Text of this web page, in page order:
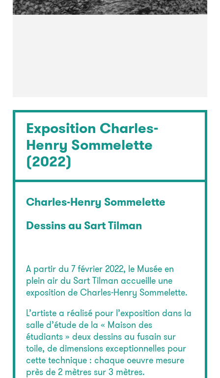
Exposition Charles-
Henry Sommelette
(2022)
Charles-Henry Sommelette
Dessins au Sart Tilman
A partir du 7 février 2022, le Musée en
plein air du Sart Tilman accueille une
exposition de Charles-Henry Sommelette.
L’artiste a réalisé pour l’exposition dans la
salle d’étude de la « Maison des
étudiants » deux dessins au fusain sur
toile, de dimensions exceptionnelles pour
cette technique : chaque oeuvre mesure
près de 2 mètres sur 3 mètres.